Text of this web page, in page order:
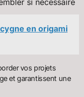
en origami
vos projets
et garantissent une